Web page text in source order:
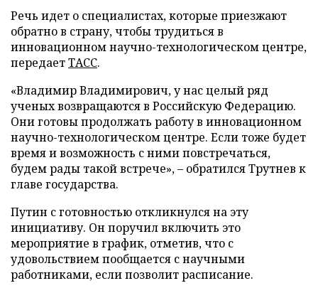
Речь идет о специалистах, которые приезжают
обратно в страну, чтобы трудиться в
инновационном научно-технологическом центре,
передаетТАСС.
«Владимир Владимирович, у нас целый ряд
ученых возвращаются в Российскую Федерацию.
Они готовы продолжать работу в инновационном
научно-технологическом центре. Если тоже будет
время и возможность с ними повстречаться,
будем рады такой встрече», – обратился Трутнев к
главе государства.
Путин с готовностью откликнулся на эту
инициативу. Он поручил включить это
мероприятие в график, отметив, что с
удовольствием пообщается с научными
работниками, если позволит расписание.